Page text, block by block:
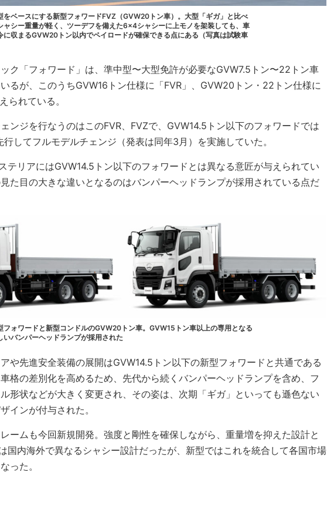
をベースにする新型フォワードFVZ（GVW20トン車）。大型「ギガ」と比べ
ャシー重量が軽く、ツーデフを備えた6×4シャシーに上モノを架装しても、車
に収まるGVW20トン以内でペイロードが確保できる点にある（写真は試験車
ク「フォワード」は、準中型〜大型免許が必要なGVW7.5トン〜22トン車
るが、このうちGVW16トン仕様に「FVR」、GVW20トン・22トン仕様に
られている。
ンジを行なうのはこのFVR、FVZで、GVW14.5トン以下のフォワードでは
してフルモデルチェンジ（発表は同年3月）を実施していた。
テリアにはGVW14.5トン以下のフォワードとは異なる意匠が与えられてい
た目の大きな違いとなるのはバンパーヘッドランプが採用されている点だ
フォワードと新型コンドルのGVW20トン車。GVW15トン車以上の専用となる
いバンパーヘッドランプが採用された
や先進安全装備の展開はGVW14.5トン以下の新型フォワードと共通である
格の差別化を高めるため、先代から続くバンパーヘッドランプを含め、フ
形状などが大きく変更され、その姿は、次期「ギガ」といっても遜色ない
インが付与された。
ームも今回新規開発。強度と剛性を確保しながら、重量増を抑えた設計と
国内海外で異なるシャシー設計だったが、新型ではこれを統合して各国市場
った。